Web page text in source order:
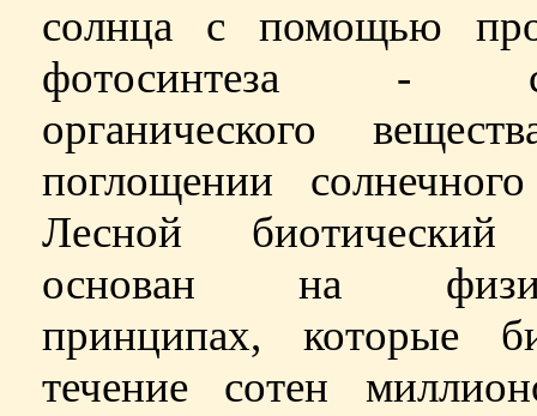
солнца с помощью
фотосинтеза -
органического
поглощении
Лесной биотический
основан на
принципах, которые
течение сотен